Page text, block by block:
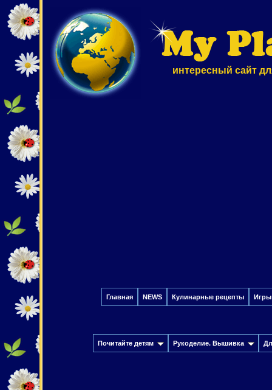
интересный сайт
Главная NEWS Кулинарные рецепты Игры
Почитайте детям Рукоделие. Вышивка